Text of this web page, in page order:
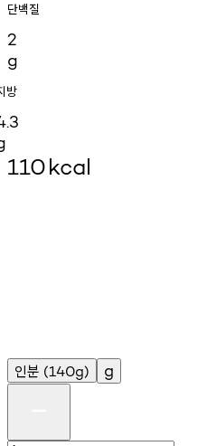
단백질
2
g
방
110kcal
인분 (140g) g